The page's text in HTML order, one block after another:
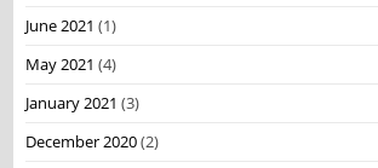
June 2021 (1)
May 2021 (4)
January 2021 (3)
December 2020(2)